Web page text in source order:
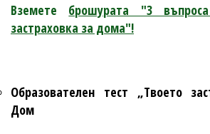
Вземете брошурата "3
застраховка за дома"!
Образователен тест „Твоето
Дом